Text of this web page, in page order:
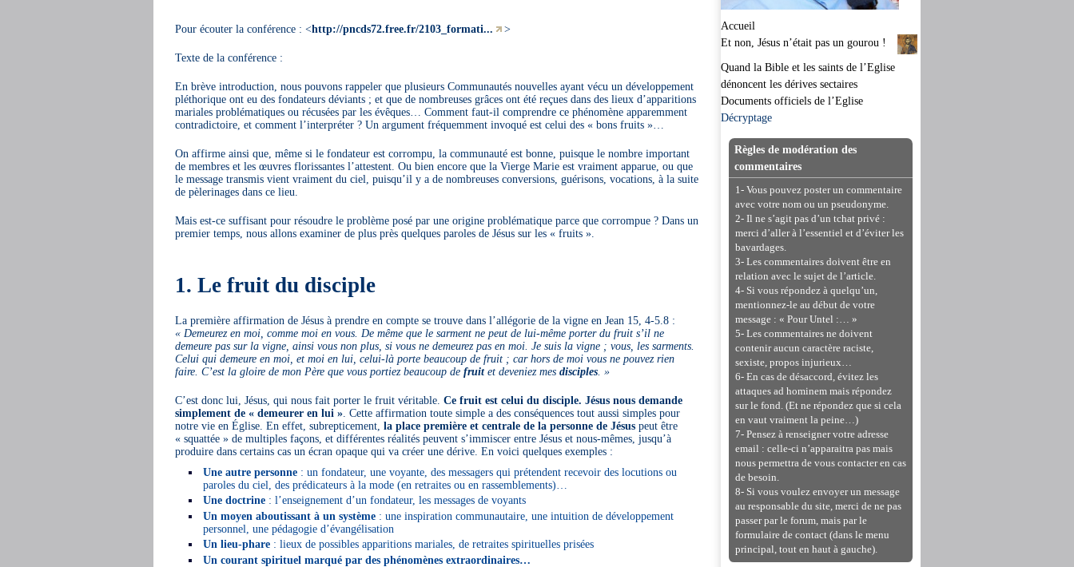
Pour écouter la conférence : <http://pncds72.free.fr/2103_formati... >
Texte de la conférence :
En brève introduction, nous pouvons rappeler que plusieurs Communautés nouvelles ayant vécu un développement
pléthorique ont eu des fondateurs déviants ; et que de nombreuses grâces ont été reçues dans des lieux d’apparitions
mariales problématiques ou récusées par les évêques… Comment faut-il comprendre ce phénomène apparemment
contradictoire, et comment l’interpréter ? Un argument fréquemment invoqué est celui des « bons fruits »…
On affirme ainsi que, même si le fondateur est corrompu, la communauté est bonne, puisque le nombre important
de membres et les œuvres florissantes l’attestent. Ou bien encore que la Vierge Marie est vraiment apparue, ou que
le message transmis vient vraiment du ciel, puisqu’il y a de nombreuses conversions, guérisons, vocations, à la suite
de pèlerinages dans ce lieu.
Mais est-ce suffisant pour résoudre le problème posé par une origine problématique parce que corrompue ? Dans un
premier temps, nous allons examiner de plus près quelques paroles de Jésus sur les « fruits ».
1. Le fruit du disciple
La première affirmation de Jésus à prendre en compte se trouve dans l’allégorie de la vigne en Jean 15, 4-5.8 :
« Demeurez en moi, comme moi en vous. De même que le sarment ne peut de lui-même porter du fruit s’il ne
demeure pas sur la vigne, ainsi vous non plus, si vous ne demeurez pas en moi. Je suis la vigne ; vous, les sarments.
Celui qui demeure en moi, et moi en lui, celui-là porte beaucoup de fruit ; car hors de moi vous ne pouvez rien
faire. C’est la gloire de mon Père que vous portiez beaucoup de fruitet deveniez mes disciples. »
C’est donc lui, Jésus, qui nous fait porter le fruit véritable. Ce fruit est celui du disciple. Jésus nous demande
simplement de « demeurer en lui ». Cette affirmation toute simple a des conséquences tout aussi simples pour
notre vie en Église. En effet, subrepticement, la place première et centrale de la personne de Jésuspeut être
« squattée » de multiples façons, et différentes réalités peuvent s’immiscer entre Jésus et nous-mêmes, jusqu’à
produire dans certains cas un écran opaque qui va créer une dérive. En voici quelques exemples :
Une autre personne: un fondateur, une voyante, des messagers qui prétendent recevoir des locutions ou
paroles du ciel, des prédicateurs à la mode (en retraites ou en rassemblements)…
Une doctrine: l’enseignement d’un fondateur, les messages de voyants
Un moyen aboutissant à un système: une inspiration communautaire, une intuition de développement
personnel, une pédagogie d’évangélisation
Un lieu-phare: lieux de possibles apparitions mariales, de retraites spirituelles prisées
Un courant spirituel marqué par des phénomènes extraordinaires…
Accueil
Et non, Jésus n’était pas un gourou !
Quand la Bible et les saints de l’Eglise
dénoncent les dérives sectaires
Documents officiels de l’Eglise
Décryptage
Règles de modération des
commentaires
1- Vous pouvez poster un commentaire
avec votre nom ou un pseudonyme.
2- Il ne s’agit pas d’un tchat privé :
merci d’aller à l’essentiel et d’éviter les
bavardages.
3- Les commentaires doivent être en
relation avec le sujet de l’article.
4- Si vous répondez à quelqu’un,
mentionnez-le au début de votre
message : « Pour Untel :… »
5- Les commentaires ne doivent
contenir aucun caractère raciste,
sexiste, propos injurieux…
6- En cas de désaccord, évitez les
attaques ad hominem mais répondez
sur le fond. (Et ne répondez que si cela
en vaut vraiment la peine…)
7- Pensez à renseigner votre adresse
email : celle-ci n’apparaitra pas mais
nous permettra de vous contacter en cas
de besoin.
8- Si vous voulez envoyer un message
au responsable du site, merci de ne pas
passer par le forum, mais par le
formulaire de contact (dans le menu
principal, tout en haut à gauche).